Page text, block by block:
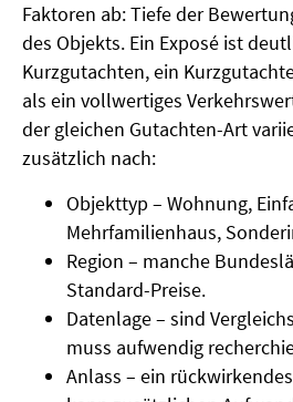
Faktoren ab: Tiefe der
des Objekts. Ein Exposé ist
Kurzgutachten, ein
als ein vollwertiges
der gleichen Gutachten-Art
zusätzlich nach:
Objekttyp – Wohnung,
Mehrfamilienhaus,
Region – manche
Standard-Preise.
Datenlage – sind
muss aufwendig
Anlass – ein